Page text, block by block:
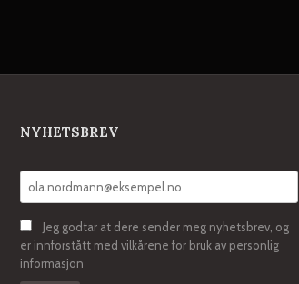
NYHETSBREV
Jeg godtar at dere sender meg nyhetsbrev, og
er innforstått med vilkårene for bruk av personlig
informasjon